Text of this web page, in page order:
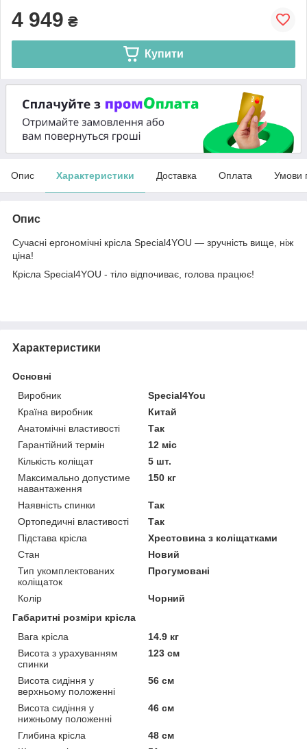
4 949 ₴
Купити
Опис Характеристики Доставка Оплата Умови
Опис
Сучасні ергономічні крісла Special4YOU — зручність вище, ніж
ціна!
Крісла Special4YOU - тіло відпочиває, голова працює!
Характеристики
Основні
Виробник
Special4You
Країна виробник
Китай
Анатомічні властивості
Так
Гарантійний термін
12 міс
Кількість коліщат
5 шт.
Максимально допустиме
навантаження
150 кг
Наявність спинки
Так
Ортопедичні властивості
Так
Підстава крісла
Хрестовина з коліщатками
Стан
Новий
Тип укомплектованих
коліщаток
Прогумовані
Колір
Чорний
Габаритні розміри крісла
Вага крісла
14.9 кг
Висота з урахуванням
спинки
123 см
Висота сидіння у
верхньому положенні
56 см
Висота сидіння у
нижньому положенні
46 см
Глибина крісла
48 см